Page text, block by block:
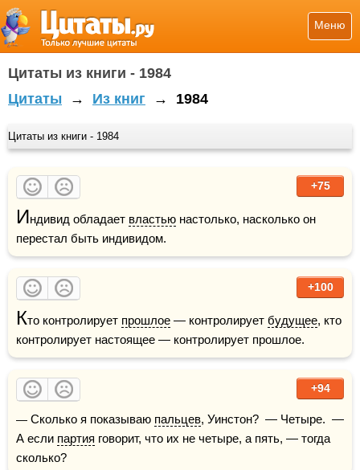
Меню
Цитаты из книги - 1984
Цитаты → Из книг → 1984
Цитаты из книги - 1984
+75
Индивид обладает властью настолько, насколько он
перестал быть индивидом.
+100
Кто контролирует прошлое — контролирует будущее, кто
контролирует настоящее — контролирует прошлое.
+94
— Сколько я показываю пальцев, Уинстон?  — Четыре.  —
А если партия говорит, что их не четыре, а пять, — тогда
сколько?